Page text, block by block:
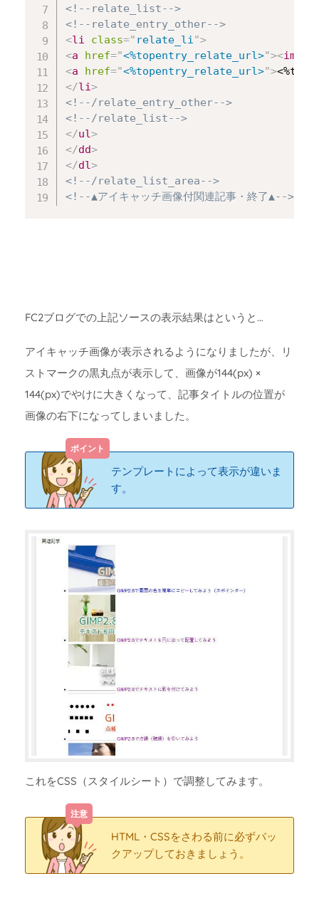
<!--relate_list-->
<!--relate_entry_other-->
<li class=" relate_li ">
<a href="<%topentry_relate_url>"><img
<a href="<%topentry_relate_url>">
</li>
<!--/relate_entry_other-->
<!--/relate_list-->
</ul>
</dd>
</dl>
<!--/relate_list_area-->
<!--▲アイキャッチ画像付関連記事・終了▲-->
FC2ブログでの上記ソースの表示結果はというと…
アイキャッチ画像が表示されるようになりましたが、リ
ストマークの黒丸点が表示して、画像が144(px) ×
144(px)でやけに大きくなって、記事タイトルの位置が
画像の右下になってしまいました。
テンプレートによって表示が違いま
す。
これをCSS（スタイルシート）で調整してみます。
HTML・CSSをさわる前に必ずバッ
クアップしておきましょう。